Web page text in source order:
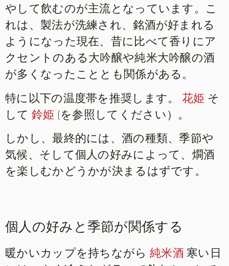
やして飲むのが主流となっています。こ
れは、製法が洗練され、銘酒が好まれる
ようになった現在、昔に比べて香りにア
クセントのある大吟醸や純米大吟醸の酒
が多くなったこととも関係がある。
特に以下の温度帯を推奨します。 花姫 そ
して 鈴姫 (を参照してください）。
しかし、最終的には、酒の種類、季節や
気候、そして個人の好みによって、燗酒
を楽しむかどうかが決まるはずです。
個人の好みと季節が関係する
暖かいカップを持ちながら 純米酒 寒い日